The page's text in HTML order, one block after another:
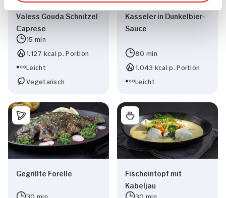
Valess Gouda Schnitzel
Caprese
15 min
1.127 kcal p. Portion
Leicht
Vegetarisch
Kasseler in Dunkelbier-
Sauce
80 min
1.043 kcal p. Portion
Leicht
Gegrillte Forelle
30 min
Fischeintopf mit
Kabeljau
30 min